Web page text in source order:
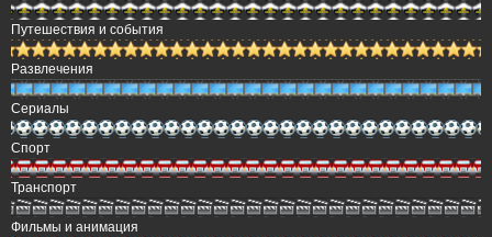
Путешествия и события
Развлечения
Сериалы
Спорт
Транспорт
Фильмы и анимация